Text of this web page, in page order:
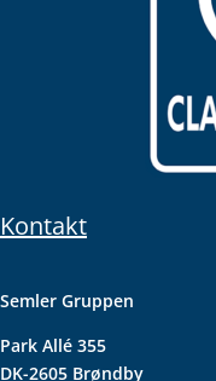
Kontakt
Semler Gruppen
Park Allé 355
DK-2605 Brøndby